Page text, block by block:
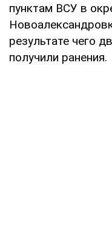
пунктам ВСУ в
результате чего
получили ранения.